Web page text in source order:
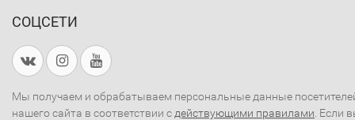
СОЦСЕТИ
Мы получаем и обрабатываем персональные данные
нашего сайта в соответствии с действующими правилами . Если